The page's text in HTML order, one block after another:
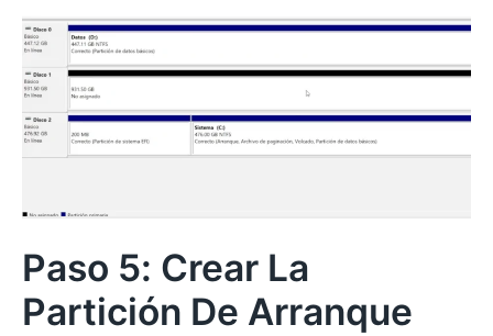
Paso 5: Crear La
Partición De Arranque